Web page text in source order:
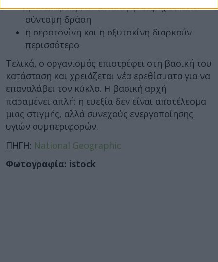
η ντοπαμίνη και οι ενδορφίνες έχουν πιο
σύντομη δράση
η σεροτονίνη και η οξυτοκίνη διαρκούν
περισσότερο
Τελικά, ο οργανισμός επιστρέφει στη βασική του
κατάσταση και χρειάζεται νέα ερεθίσματα για να
επαναλάβει τον κύκλο. Η βασική αρχή
παραμένει απλή: η ευεξία δεν είναι αποτέλεσμα
μιας στιγμής, αλλά συνεχούς ενεργοποίησης
υγιών συμπεριφορών.
ΠΗΓΗ: National Geographic
Φωτογραφία: istock